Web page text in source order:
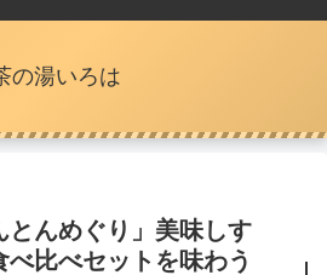
の湯いろは
とんめぐり」美味しす
比べセットを味わう